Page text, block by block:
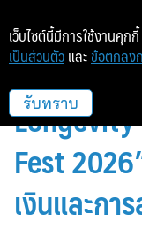
BBLAM จุด
Longevity
Fest
เงินและกา
เว็บไซต์นี้มีการใช้งานคุก
เป็นส่วนตัว และ ข้อตกลง
รับทราบ